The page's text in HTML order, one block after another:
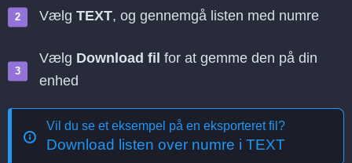
Vælg TEXT, og gennemgå listen med numre
Vælg Download fil for at gemme den på din
enhed
Vil du se et eksempel på en eksporteret fil?
Download listen over numre i TEXT